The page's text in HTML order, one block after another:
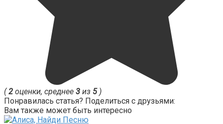
(2 оценки, среднее 3 из 5)
Понравилась статья? Поделиться с друзьями:
Вам также может быть интересно